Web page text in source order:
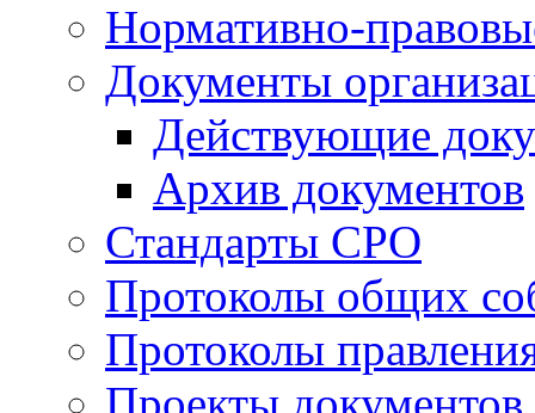
Нормативно-
Документы
Действующие
Архив документов
Стандарты СРО
Протоколы общих
Протоколы